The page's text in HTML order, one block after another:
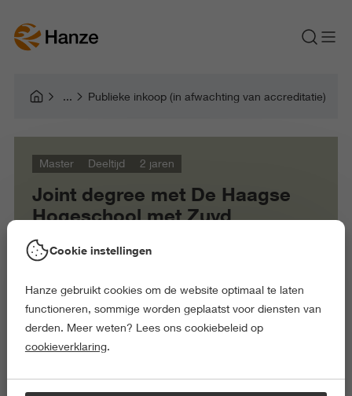
Publieke inkoop (in afwachting van accreditatie)
Joint degree met De Haagse
Hogeschool met Zuyd
Hogeschool
Master Deeltijd 2 jaren
Cor Lammerts
Cookie instellingen
Hanze gebruikt cookies om de website optimaal te laten
functioneren, sommige worden geplaatst voor diensten van
derden. Meer weten? Lees ons cookiebeleid op
cookieverklaring.